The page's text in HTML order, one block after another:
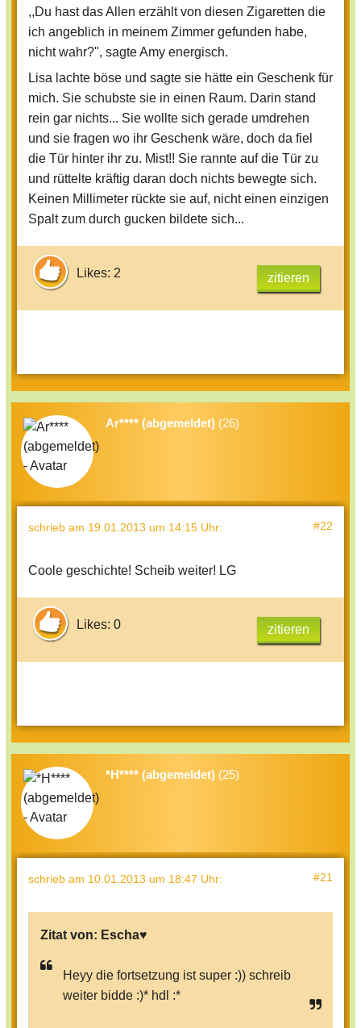
,,Du hast das Allen erzählt von diesen Zigaretten die
ich angeblich in meinem Zimmer gefunden habe,
nicht wahr?", sagte Amy energisch.
Lisa lachte böse und sagte sie hätte ein Geschenk für
mich. Sie schubste sie in einen Raum. Darin stand
rein gar nichts... Sie wollte sich gerade umdrehen
und sie fragen wo ihr Geschenk wäre, doch da fiel
die Tür hinter ihr zu. Mist!! Sie rannte auf die Tür zu
und rüttelte kräftig daran doch nichts bewegte sich.
Keinen Millimeter rückte sie auf, nicht einen einzigen
Spalt zum durch gucken bildete sich...
Likes: 2 zitieren
Ar**** (abgemeldet) (26)
schrieb am 19.01.2013 um 14:15 Uhr: #22
Coole geschichte! Scheib weiter! LG
Likes: 0 zitieren
*H**** (abgemeldet) (25)
schrieb am 10.01.2013 um 18:47 Uhr: #21
Zitat von: Escha♥
Heyy die fortsetzung ist super :)) schreib
weiter bidde :)* hdl :*